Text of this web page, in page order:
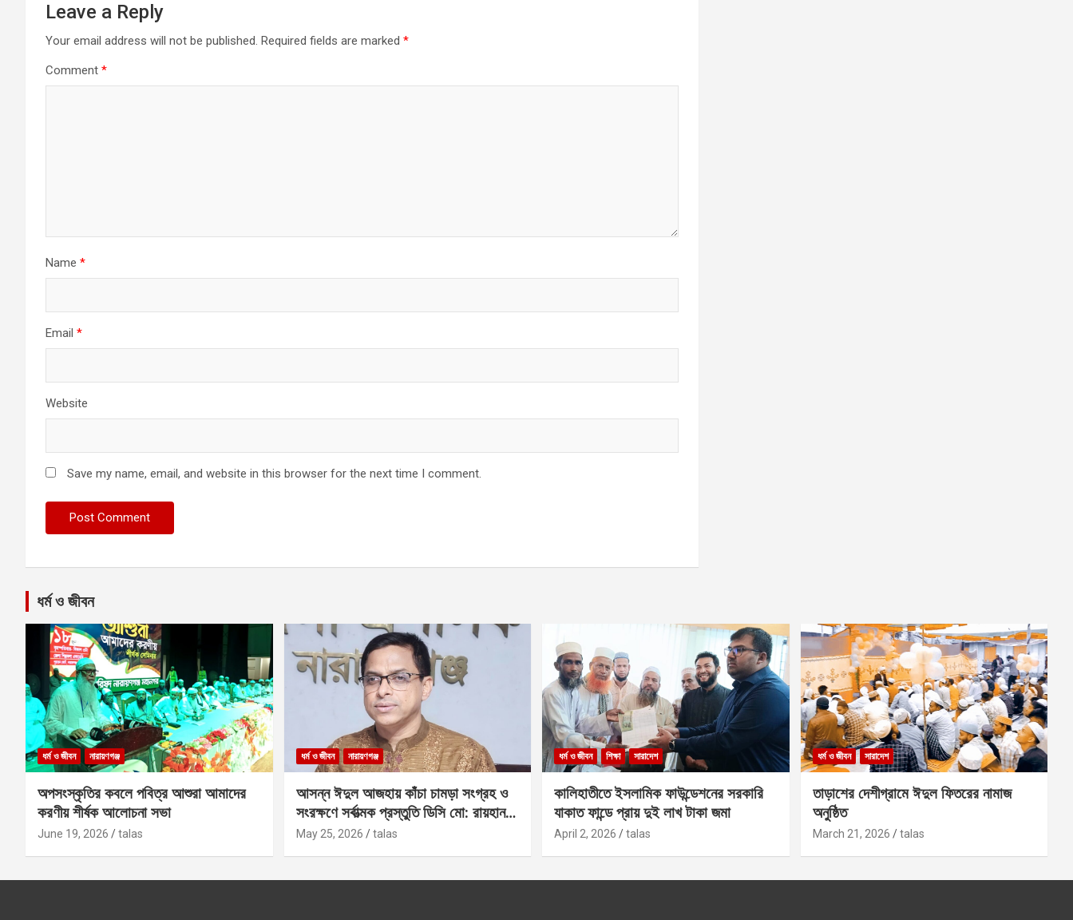
Leave a Reply
Your email address will not be published. Required fields are marked *
Comment *
Name *
Email *
Website
Save my name, email, and website in this browser for the next time I comment.
ধর্ম ও জীবন
ধর্ম ও জীবন নারায়ণগঞ্জ
অপসংস্কৃতির কবলে পবিত্র আশুরা আমাদের
করণীয় শীর্ষক আলোচনা সভা
June 19, 2026 talas
ধর্ম ও জীবন নারায়ণগঞ্জ
আসন্ন ঈদুল আজহায় কাঁচা চামড়া সংগ্রহ ও
সংরক্ষণে সর্বাত্মক প্রস্তুতি ডিসি মো: রায়হান
কবির
May 25, 2026 talas
ধর্ম ও জীবন শিক্ষা সারাদেশ
কালিহাতীতে ইসলামিক ফাউন্ডেশনের সরকারি
যাকাত ফান্ডে প্রায় দুই লাখ টাকা জমা
April 2, 2026 talas
ধর্ম ও জীবন সারাদেশ
তাড়াশের দেশীগ্রামে ঈদুল ফিতরের নামাজ
অনুষ্ঠিত
March 21, 2026 talas